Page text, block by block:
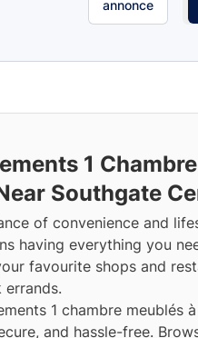
annonce
1 Chambre
Southgate
of convenience and
having everything you
favourite shops and
errands.
1 chambre meublés
and hassle-free.